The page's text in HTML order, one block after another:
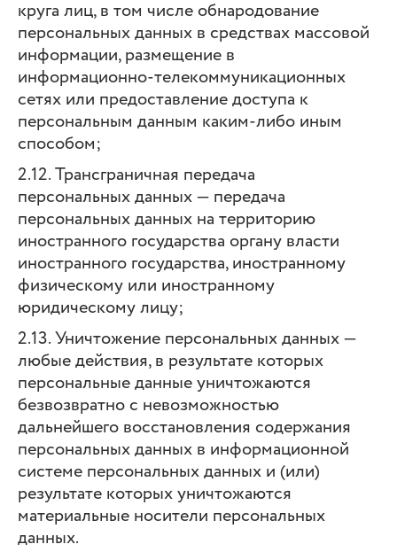
круга лиц, в том числе обнародование
персональных данных в средствах массовой
информации, размещение в
информационно-телекоммуникационных
сетях или предоставление доступа к
персональным данным каким-либо иным
способом;
2.12. Трансграничная передача
персональных данных — передача
персональных данных на территорию
иностранного государства органу власти
иностранного государства, иностранному
физическому или иностранному
юридическому лицу;
2.13. Уничтожение персональных данных —
любые действия, в результате которых
персональные данные уничтожаются
безвозвратно с невозможностью
дальнейшего восстановления содержания
персональных данных в информационной
системе персональных данных и (или)
результате которых уничтожаются
материальные носители персональных
данных.